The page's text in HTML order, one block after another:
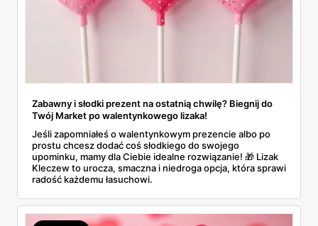
Zabawny i słodki prezent na ostatnią chwilę? Biegnij do
Twój Market po walentynkowego lizaka!
Jeśli zapomniałeś o walentynkowym prezencie albo po
prostu chcesz dodać coś słodkiego do swojego
upominku, mamy dla Ciebie idealne rozwiązanie! 🎁 Lizak
Kleczew to urocza, smaczna i niedroga opcja, która sprawi
radość każdemu łasuchowi.